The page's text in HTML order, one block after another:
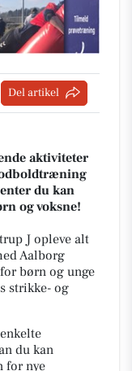
Del artikel
aktiviteter
du kan
og voksne!
J opleve alt
Aalborg
børn og unge
strikke- og
du kan
for nye